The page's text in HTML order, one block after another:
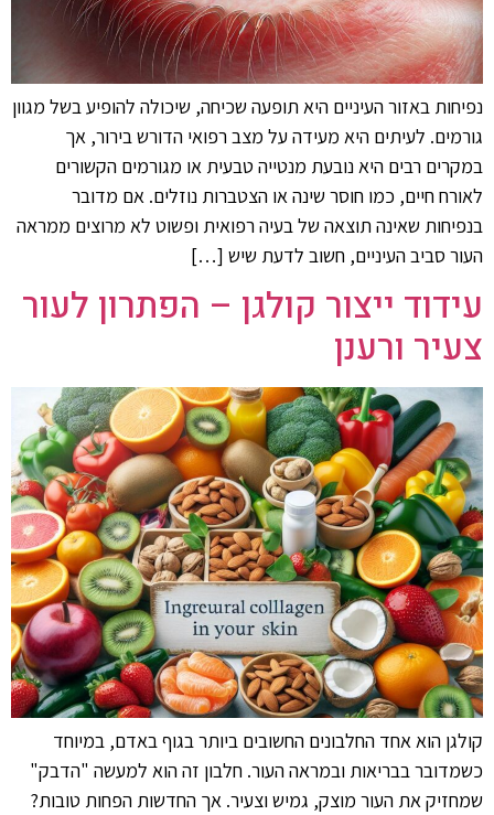
נפיחות באזור העיניים היא תופעה שכיחה, שיכולה להופיע בשל מגוון
גורמים. לעיתים היא מעידה על מצב רפואי הדורש בירור, אך
במקרים רבים היא נובעת מנטייה טבעית או מגורמים הקשורים
לאורח חיים, כמו חוסר שינה או הצטברות נוזלים. אם מדובר
בנפיחות שאינה תוצאה של בעיה רפואית ופשוט לא מרוצים ממראה
העור סביב העיניים, חשוב לדעת שיש […]
עידוד ייצור קולגן – הפתרון לעור
צעיר ורענן
קולגן הוא אחד החלבונים החשובים ביותר בגוף באדם, במיוחד
כשמדובר בבריאות ובמראה העור. חלבון זה הוא למעשה "הדבק"
שמחזיק את העור מוצק, גמיש וצעיר. אך החדשות הפחות טובות?